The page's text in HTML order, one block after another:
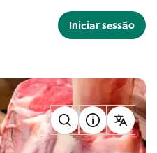
Iniciar sessão